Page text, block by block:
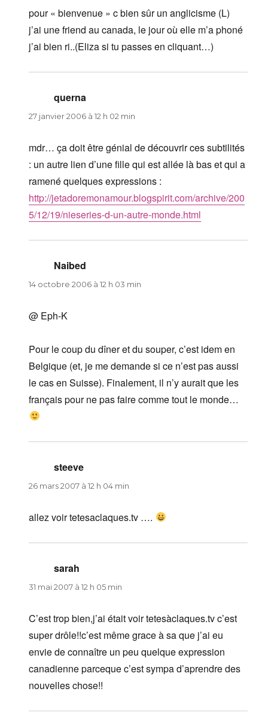
pour « bienvenue » c bien sûr un anglicisme (L)
j’ai une friend au canada, le jour où elle m’a phoné
j’ai bien ri..(Eliza si tu passes en cliquant…)
querna
27 janvier 2006 à 12 h 02 min
mdr… ça doit être génial de découvrir ces subtilités
: un autre lien d’une fille qui est allée là bas et qui a
ramené quelques expressions :
http://jetadoremonamour.blogspirit.com/archive/200
5/12/19/nieseries-d-un-autre-monde.html
Naibed
14 octobre 2006 à 12 h 03 min
@ Eph-K
Pour le coup du dîner et du souper, c’est idem en
Belgique (et, je me demande si ce n’est pas aussi
le cas en Suisse). Finalement, il n’y aurait que les
français pour ne pas faire comme tout le monde…
steeve
26 mars 2007 à 12 h 04 min
allez voir tetesaclaques.tv ….
sarah
31 mai 2007 à 12 h 05 min
C’est trop bien,j’ai était voir tetesàclaques.tv c’est
super drôle!!c’est même grace à sa que j’ai eu
envie de connaître un peu quelque expression
canadienne parceque c’est sympa d’aprendre des
nouvelles chose!!